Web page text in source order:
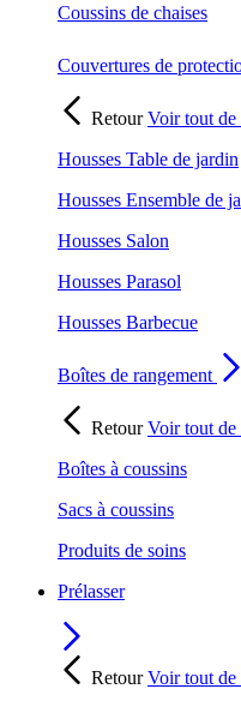
Coussins de chaises
Couvertures de
RetourVoir tout de
Housses Table de jardin
Housses Ensemble de
Housses Salon
Housses Parasol
Housses Barbecue
Boîtes de rangement
RetourVoir tout de
Boîtes à coussins
Sacs à coussins
Produits de soins
Prélasser
RetourVoir tout de